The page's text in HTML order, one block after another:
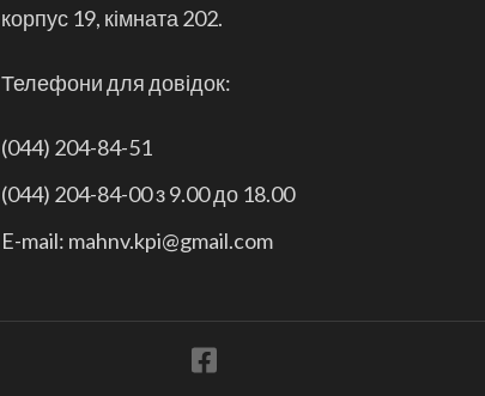
корпус 19, кімната 202.
Телефони для довідок:
(044) 204-84-51
(044) 204-84-00 з 9.00 до 18.00
E-mail: mahnv.kpi@gmail.com